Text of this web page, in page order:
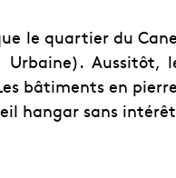
le quartier du
Aussitôt,
bâtiments en
hangar sans